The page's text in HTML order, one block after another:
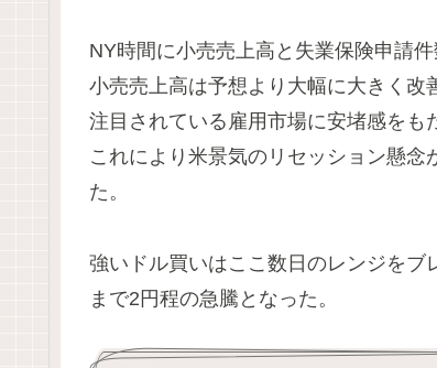
NY時間に小売売上高と失業保険申請
小売売上高は予想より大幅に大きく
注目されている雇用市場に安堵感をも
これにより米景気のリセッション懸
た。
強いドル買いはここ数日のレンジを
まで2円程の急騰となった。